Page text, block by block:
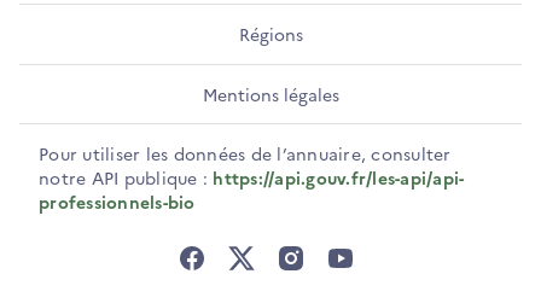
Régions
Mentions légales
Pour utiliser les données de l’annuaire, consulter
notre API publique : https://api.gouv.fr/les-api/api-
professionnels-bio